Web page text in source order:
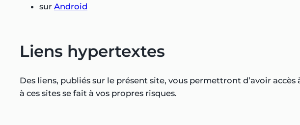
sur Android
Liens hypertextes
Des liens, publiés sur le présent site, vous permettront d’avoir
à ces sites se fait à vos propres risques.